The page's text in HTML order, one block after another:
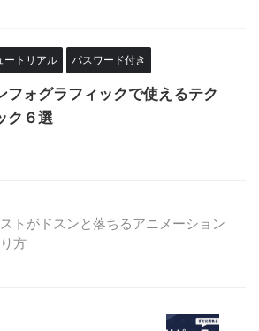
ートリアル パスワード付き
フォグラフィックで使えるテク
ク６選
トがドスンと落ちるアニメーション
方